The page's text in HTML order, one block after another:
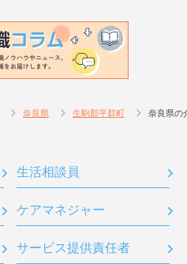
奈良県 生駒郡平群町 奈良県の
生活相談員
ケアマネジャー
サービス提供責任者